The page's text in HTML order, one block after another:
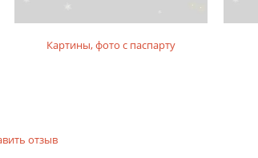
Картины, фото с паспарту
отзыв